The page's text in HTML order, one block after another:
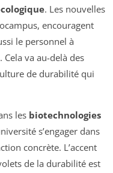
. Les nouvelles
encouragent
le personnel à
va au-delà des
de durabilité qui
les biotechnologies
s’engager dans
concrète. L’accent
de la durabilité est